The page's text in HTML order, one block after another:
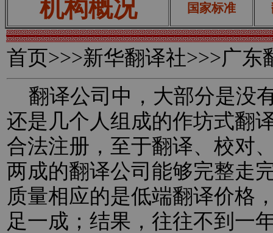
机构概况 国家标准
首页>>>新华翻译社>>>广东
翻译公司中，大部分是没
还是几个人组成的作坊式翻
合法注册，至于翻译、校对
两成的翻译公司能够完整走
质量相应的是低端翻译价格
足一成；结果，往往不到一